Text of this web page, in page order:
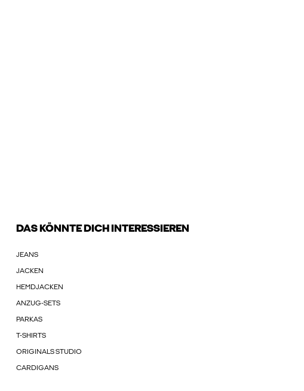
DAS KÖNNTE DICH INTERESSIEREN
JEANS
JACKEN
HEMDJACKEN
ANZUG-SETS
PARKAS
T-SHIRTS
ORIGINALS STUDIO
CARDIGANS